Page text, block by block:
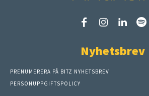
Nyhetsbrev
PRENUMERERA PÅ BITZ NYHETSBREV
PERSONUPPGIFTSPOLICY